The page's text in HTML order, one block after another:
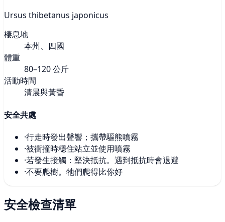
Ursus thibetanus japonicus
棲息地
本州、四國
體重
80–120 公斤
活動時間
清晨與黃昏
安全共處
·行走時發出聲響；攜帶驅熊噴霧
·被衝撞時穩住站立並使用噴霧
·若發生接觸：堅決抵抗。遇到抵抗時會退避
·不要爬樹。牠們爬得比你好
安全檢查清單